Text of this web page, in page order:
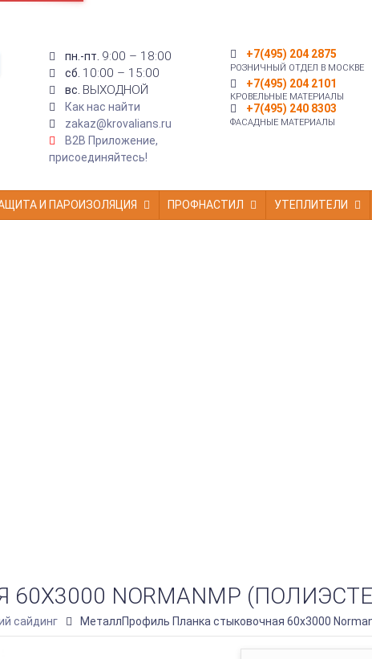
пн.-пт. 9:00 – 18:00
сб. 10:00 – 15:00
вс. ВЫХОДНОЙ
Как нас найти
zakaz@krovalians.ru
B2B Приложение,
присоединяйтесь!
+7(495) 204 2875
РОЗНИЧНЫЙ ОТДЕЛ В МОСКВЕ
+7(495) 204 2101
КРОВЕЛЬНЫЕ МАТЕРИАЛЫ
+7(495) 240 8303
ФАСАДНЫЕ МАТЕРИАЛЫ
И ПАРОИЗОЛЯЦИЯ ПРОФНАСТИЛ УТЕПЛИТЕЛИ
NORMANMP
сайдинг МеталлПрофиль Планка стыковочная 60х3000